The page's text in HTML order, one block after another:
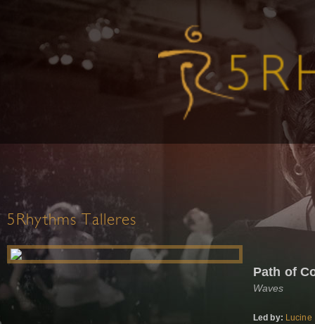
5Rhythms Talleres
Path of
Waves
Led by: Lucine